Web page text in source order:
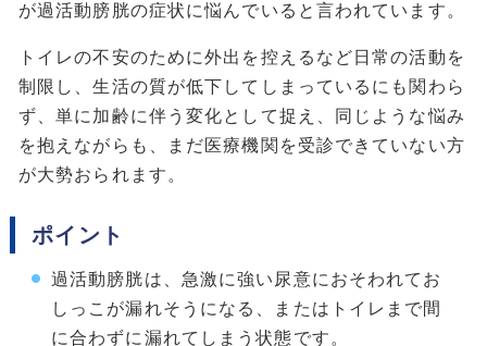
が過活動膀胱の症状に悩んでいると言われています。
トイレの不安のために外出を控えるなど日常の活動を
制限し、生活の質が低下してしまっているにも関わら
ず、単に加齢に伴う変化として捉え、同じような悩み
を抱えながらも、まだ医療機関を受診できていない方
が大勢おられます。
ポイント
過活動膀胱は、急激に強い尿意におそわれてお
しっこが漏れそうになる、またはトイレまで間
に合わずに漏れてしまう状態です。